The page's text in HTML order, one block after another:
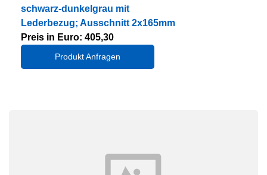
schwarz-dunkelgrau mit
Lederbezug; Ausschnitt 2x165mm
Preis in Euro: 405,30
Produkt Anfragen